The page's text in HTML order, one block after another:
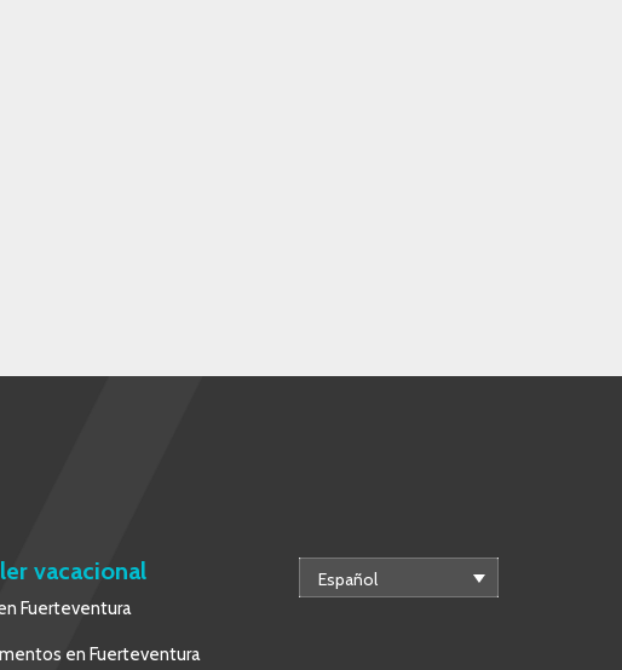
vacacional
Fuerteventura
en Fuerteventura
Español